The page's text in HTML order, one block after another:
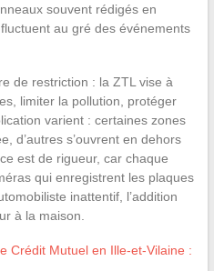
souvent rédigés en
au gré des événements
de restriction : la ZTL vise à
limiter la pollution, protéger
varient : certaines zones
d’autres s’ouvrent en dehors
est de rigueur, car chaque
qui enregistrent les plaques
inattentif, l’addition
à la maison.
Crédit Mutuel en Ille-et-Vilaine :